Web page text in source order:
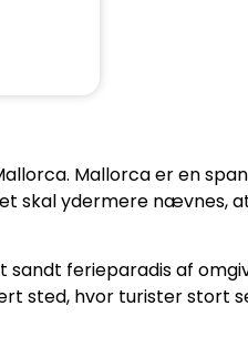
Mallorca er en
skal ydermere nævnes,
ferieparadis af
sted, hvor turister stort